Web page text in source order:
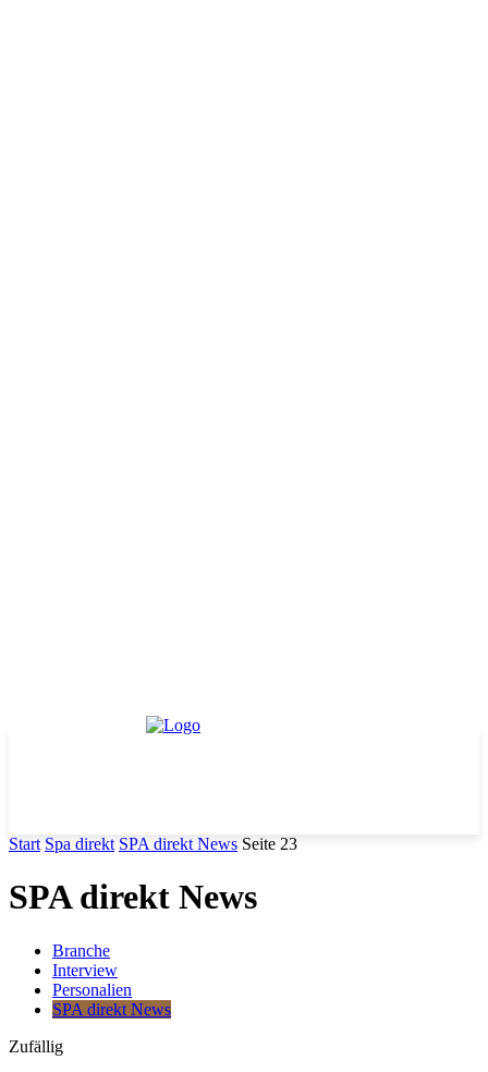
Start Spa direkt SPA direkt News Seite 23
SPA direkt News
Branche
Interview
Personalien
SPA direkt News
Zufällig